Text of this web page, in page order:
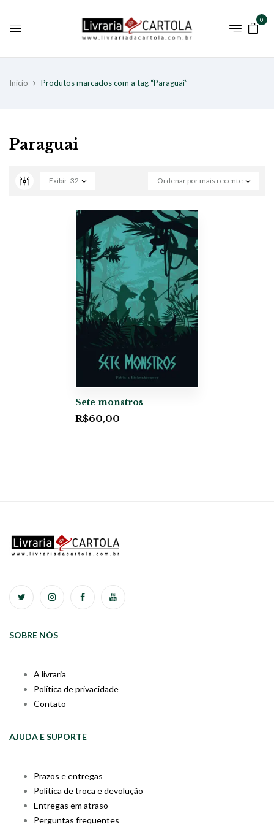
0
Início Produtos marcados com a tag “Paraguai”
Paraguai
Ordenar por mais recente
Exibir 32
Sete monstros
R$60,00
SOBRE NÓS
A livraria
Política de privacidade
Contato
AJUDA E SUPORTE
Prazos e entregas
Política de troca e devolução
Entregas em atraso
Perguntas frequentes